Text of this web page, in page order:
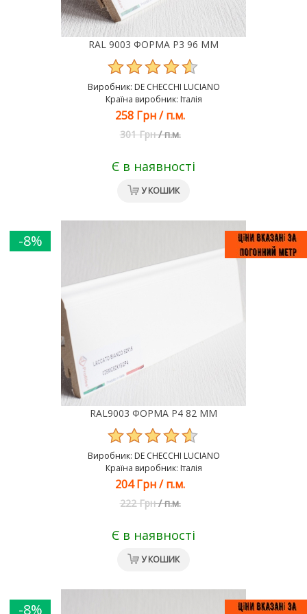
RAL 9003 ФОРМА Р3 96 ММ
Виробник: DE CHEСCHI LUCIANO
Країна виробник: Італія
258 Грн/п.м.
301 Грн /п.м.
Є в наявності
У КОШИК
RAL9003 ФОРМА Р4 82 ММ
Виробник: DE CHEСCHI LUCIANO
Країна виробник: Італія
-8%
204 Грн/п.м.
222 Грн /п.м.
Є в наявності
У КОШИК
-8%